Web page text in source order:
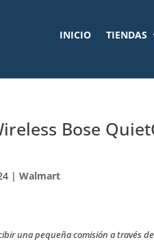
INICIO TIENDAS
Bose
|Walmart
una pequeña comisión a través